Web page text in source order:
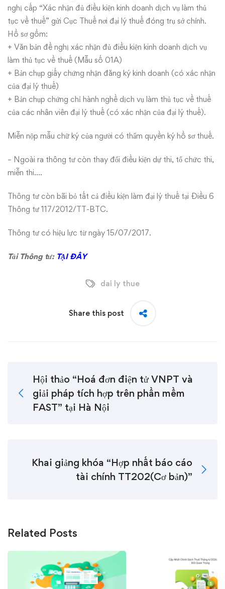
nghị cấp “Xác nhận đủ điều kiện kinh doanh dịch vụ làm thủ
tục về thuế” gửi Cục Thuế nơi đại lý thuế đóng trụ sở chính.
Hồ sơ gồm:
+ Văn bản đề nghị xác nhận đủ điều kiện kinh doanh dịch vụ
làm thủ tục về thuế (Mẫu số 01A)
+ Bản chụp giấy chứng nhận đăng ký kinh doanh (có xác nhận
của đại lý thuế)
+ Bản chụp chứng chỉ hành nghề dịch vụ làm thủ tục về thuế
của các nhân viên đại lý thuế (có xác nhận của đại lý thuế).
Miễn nộp mẫu chữ ký của người có thẩm quyền ký hồ sơ thuế.
– Ngoài ra thông tư còn thay đổi điều kiện dự thi, tổ chức thi,
miễn thi….
Thông tư còn bãi bỏ tất cả điều kiện làm đại lý thuế tại Điều 6
Thông tư 117/2012/TT-BTC.
Thông tư có hiệu lực từ ngày 15/07/2017.
Tải Thông tư: TẠI ĐÂY
dai ly thue
Share this post
Hội thảo “Hoá đơn điện tử VNPT và
giải pháp tích hợp trên phần mềm
FAST” tại Hà Nội
Khai giảng khóa “Hợp nhất báo cáo
tài chính TT202(Cơ bản)”
Related Posts